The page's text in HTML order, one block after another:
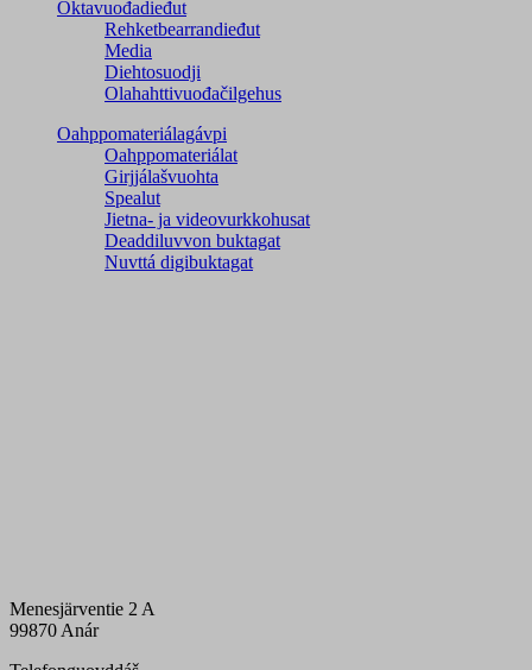
Oktavuođadieđut
Rehketbearrandieđut
Media
Diehtosuodji
Olahahttivuođačilgehus
Oahppomateriálagávpi
Oahppomateriálat
Girjjálašvuohta
Spealut
Jietna- ja videovurkkohusat
Deaddiluvvon buktagat
Nuvttá digibuktagat
Menesjärventie 2 A
99870 Anár